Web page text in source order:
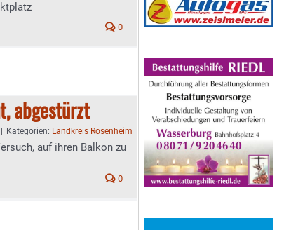
0
abgestürzt
Kategorien: Landkreis Rosenheim
auf ihren Balkon zu
0